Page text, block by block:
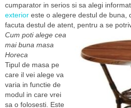
cumparator in serios si sa alegi
exterior este o alegere destul de buna,
facuta destul de atent, pentru a se
Cum poti alege cea
mai buna masa
Horeca
Tipul de masa pe
care il vei alege va
varia in functie de
modul in care vrei
sa o folosesti. Este